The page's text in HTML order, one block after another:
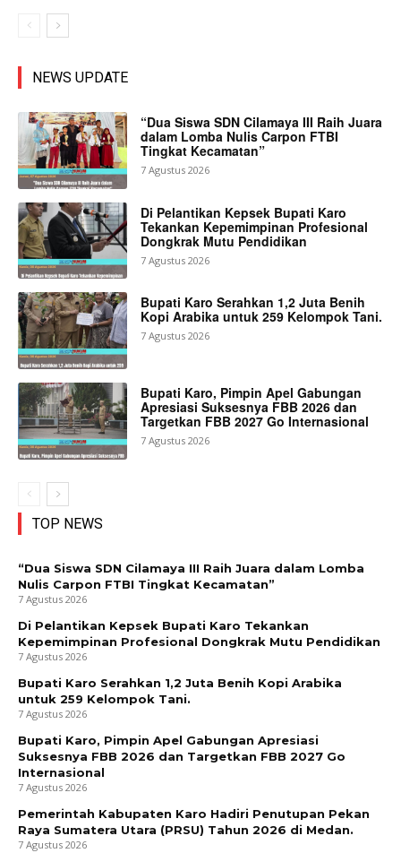
NEWS UPDATE
“Dua Siswa SDN Cilamaya III Raih Juara
dalam Lomba Nulis Carpon FTBI
Tingkat Kecamatan”
7 Agustus 2026
Di Pelantikan Kepsek Bupati Karo
Tekankan Kepemimpinan Profesional
Dongkrak Mutu Pendidikan
7 Agustus 2026
Bupati Karo Serahkan 1,2 Juta Benih
Kopi Arabika untuk 259 Kelompok Tani.
7 Agustus 2026
Bupati Karo, Pimpin Apel Gabungan
Apresiasi Suksesnya FBB 2026 dan
Targetkan FBB 2027 Go Internasional
7 Agustus 2026
TOP NEWS
“Dua Siswa SDN Cilamaya III Raih Juara dalam Lomba
Nulis Carpon FTBI Tingkat Kecamatan”
7 Agustus 2026
Di Pelantikan Kepsek Bupati Karo Tekankan
Kepemimpinan Profesional Dongkrak Mutu Pendidikan
7 Agustus 2026
Bupati Karo Serahkan 1,2 Juta Benih Kopi Arabika
untuk 259 Kelompok Tani.
7 Agustus 2026
Bupati Karo, Pimpin Apel Gabungan Apresiasi
Suksesnya FBB 2026 dan Targetkan FBB 2027 Go
Internasional
7 Agustus 2026
Pemerintah Kabupaten Karo Hadiri Penutupan Pekan
Raya Sumatera Utara (PRSU) Tahun 2026 di Medan.
7 Agustus 2026